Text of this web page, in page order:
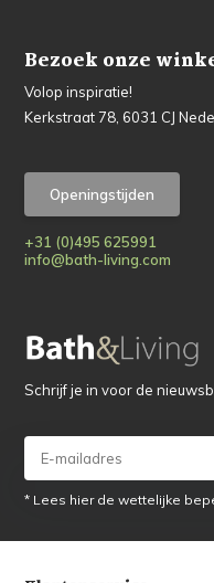
Bezoek onze
Volop inspiratie!
Kerkstraat 78, 6031 CJ
Openingstijden
+31 (0)495 625991
info@bath-living.com
Schrijf je in voor de
* Lees hier de wettelijke